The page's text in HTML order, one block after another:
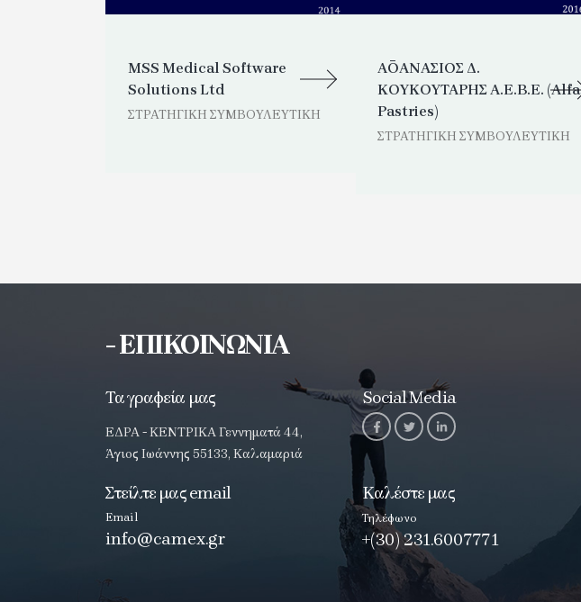
MSS Medical Software
Solutions Ltd
ΣΤΡΑΤΗΓΙΚΗ ΣΥΜΒΟΥΛΕΥΤΙΚΗ
ΑΘΑΝΑΣΙΟΣ Δ.
ΚΟΥΚΟΥΤΑΡΗΣ Α.Ε.Β.Ε. (Alfa
Pastries)
ΣΤΡΑΤΗΓΙΚΗ ΣΥΜΒΟΥΛΕΥΤΙΚΗ
- ΕΠΙΚΟΙΝΩΝΙΑ
Τα γραφεία μας
ΕΔΡΑ - ΚΕΝΤΡΙΚΑ Γεννηματά 44,
Άγιος Ιωάννης 55133, Καλαμαριά
Social Media
Στείλτε μας email
Email
info@camex.gr
Καλέστε μας
Τηλέφωνο
+(30) 231.6007771